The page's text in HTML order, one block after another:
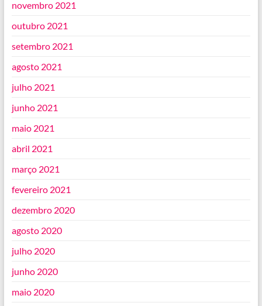
novembro 2021
outubro 2021
setembro 2021
agosto 2021
julho 2021
junho 2021
maio 2021
abril 2021
março 2021
fevereiro 2021
dezembro 2020
agosto 2020
julho 2020
junho 2020
maio 2020